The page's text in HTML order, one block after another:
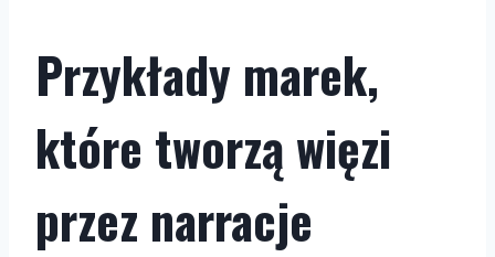
Przykłady marek,
które tworzą więzi
przez narracje